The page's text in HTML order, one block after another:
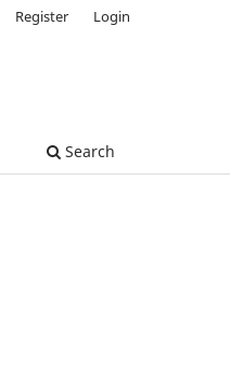
Search
Register Login